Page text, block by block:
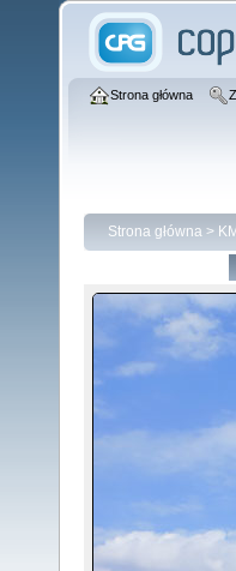
Strona główna
Strona główna >